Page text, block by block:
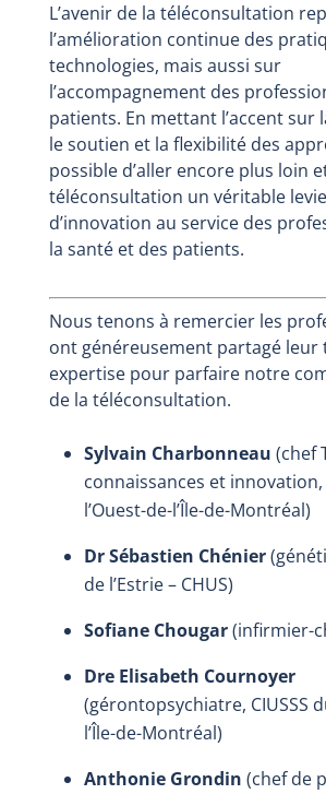
L’avenir de la téléconsultation
l’amélioration continue des
technologies, mais aussi sur
l’accompagnement des
patients. En mettant l’accent sur
le soutien et la flexibilité des
possible d’aller encore plus loin
téléconsultation un véritable
d’innovation au service des
la santé et des patients.
Nous tenons à remercier les
ont généreusement partagé leur
expertise pour parfaire notre
de la téléconsultation.
Sylvain Charbonneau (chef
connaissances et innovation,
l’Ouest-de-l’Île-de-Montréal)
Dr Sébastien Chénier
de l’Estrie – CHUS)
Sofiane Chougar(infirmier-
Dre Elisabeth Cournoyer
(gérontopsychiatre, CIUSSS
l’Île-de-Montréal)
Anthonie Grondin (chef de